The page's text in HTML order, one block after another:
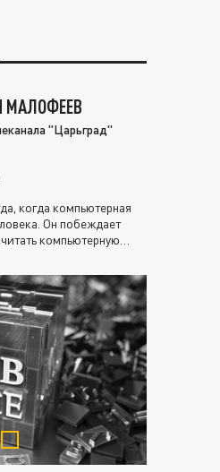
МАЛОФЕЕВ
"Царьград"
когда компьютерная
Он побеждает
компьютерную